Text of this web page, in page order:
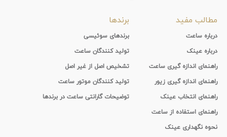
مطالب مفید
درباره ساعت
درباره عینک
راهنمای اندازه گیری ساعت
راهنمای اندازه گیری زیور
راهنمای انتخاب عینک
راهنمای استفاده از ساعت
نحوه نگهداری عینک
برندها
برندهای سوئیسی
تولید کنندگان ساعت
تشخیص اصل از غیر اصل
تولید کنندگان موتور ساعت
توضیحات گارانتی ساعت در برندها